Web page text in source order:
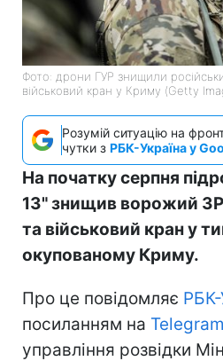
Фото: дрони ГУР знищили
військовий кран у Криму (Getty
Розумій ситуацію на
чутки з РБК-Україна у
На початку серпня
13" знищив ворожий
та військовий кран у
окупованому Криму.
Про це повідомляє РБК-
посиланням на Telegram
управління розвідки